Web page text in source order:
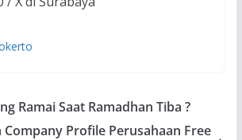
Ramai Saat Ramadhan Tiba ?
Company Profile Perusahaan Free